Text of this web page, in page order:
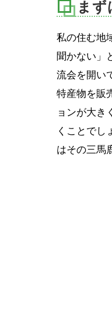
ま
私の住む地
聞かない」
流会を開い
特産物を販
ョンが大き
くことでし
はその三馬